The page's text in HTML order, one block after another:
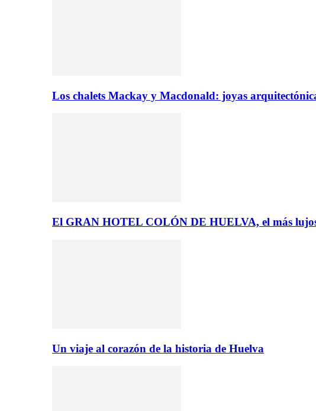
Los chalets Mackay y Macdonald: joyas
El GRAN HOTEL COLÓN DE HUELVA, el más
Un viaje al corazón de la historia de Huelva